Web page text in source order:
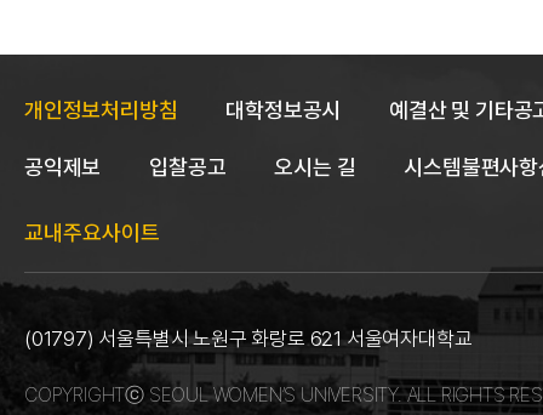
개인정보처리방침 대학정보공시 예결산 및 기타공
공익제보 입찰공고 오시는 길 시스템불편사
교내주요사이트
(01797) 서울특별시 노원구 화랑로 621 서울여자대학교
COPYRIGHTⓒ SEOUL WOMEN’S UNIVERSITY. ALL RIGHTS